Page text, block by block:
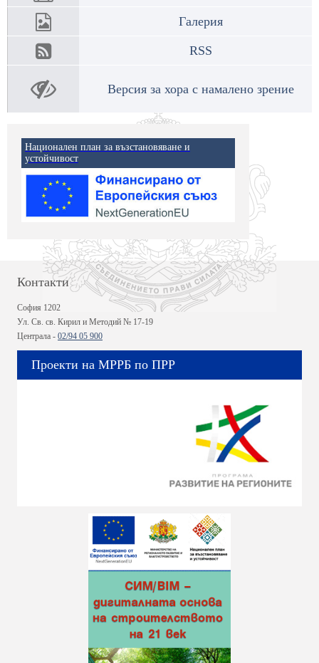
Галерия
RSS
Версия за хора с намалено зрение
Национален план за възстановяване и
устойчивост
Контакти
София 1202
Ул. Св. св. Кирил и Методий № 17-19
Централа - 02/94 05 900
Проекти на МРРБ по ПРР